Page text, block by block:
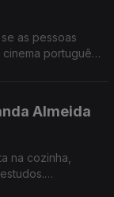
as pessoas
português
Almeida
na cozinha,